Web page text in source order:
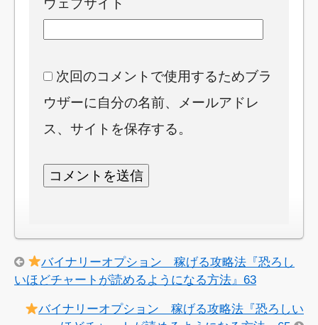
次回のコメントで使用するためブラ
ウザーに自分の名前、メールアドレ
ス、サイトを保存する。
バイナリーオプション 稼げる攻略法『恐ろし
いほどチャートが読めるようになる方法』63
バイナリーオプション 稼げる攻略法『恐ろしい